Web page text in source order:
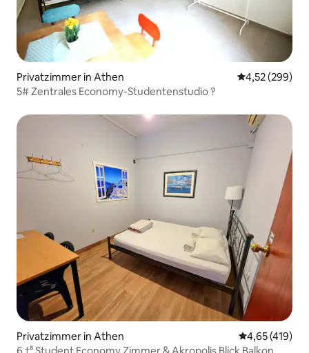
Privatzimmer in Athen
4,52 (299)
5# Zentrales Economy-Studentenstudio ‽
Privatzimmer in Athen
4,65 (419)
6 †⁸ Student Economy Zimmer & Akropolis Blick Balkon